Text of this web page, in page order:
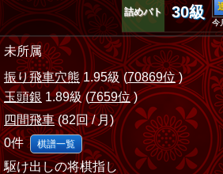
詰めバト 30級
今
未所属
振り飛車穴熊1.95級 (70869位)
玉頭銀 1.89級 (7659位)
四間飛車(82回 / 月)
0件 棋譜一覧
駆け出しの将棋指し